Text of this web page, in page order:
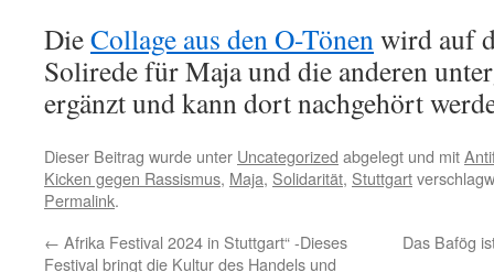
DieCollage aus den O-Tönenwird auf
Solirede für Maja und die anderen
ergänzt und kann dort nachgehört
Dieser Beitrag wurde unter Uncategorized abgelegt und mit
Kicken gegen Rassismus, Maja, Solidarität, Stuttgart
Permalink.
← Afrika Festival 2024 in Stuttgart“ -Dieses
Festival bringt die Kultur des Handels und
Das Bafög